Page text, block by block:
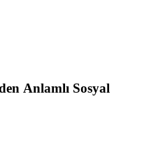
Anlamlı Sosyal